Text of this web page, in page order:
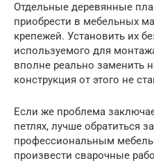
Отдельные деревянные
приобрести в мебельных
крепежей. Установить их
используемого для
вполне реально заменить
конструкция от этого не
Если же проблема
петлях, лучше обратиться
профессиональным
произвести сварочные